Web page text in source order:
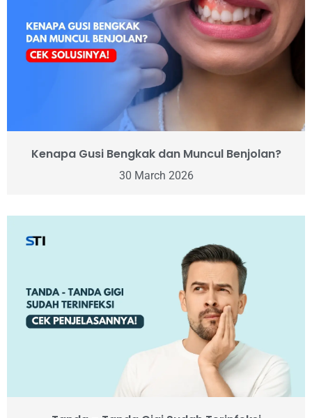
Kenapa Gusi Bengkak dan Muncul Benjolan?
30 March 2026